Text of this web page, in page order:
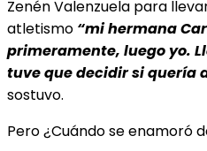
Zenén Valenzuela para
atletismo “mi hermana
primeramente, luego yo.
tuve que decidir si quería
sostuvo.
Pero ¿Cuándo se enamoró